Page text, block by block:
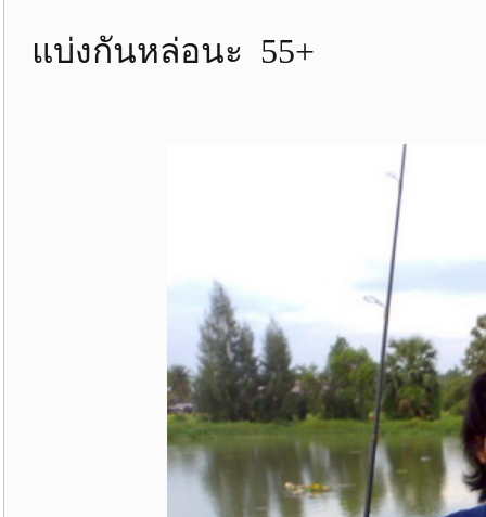
แบ่งกันหล่อนะ 55+